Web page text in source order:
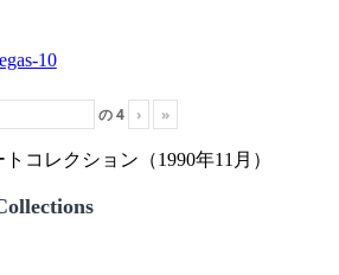
の4 › »
コレクション（1990年11月）